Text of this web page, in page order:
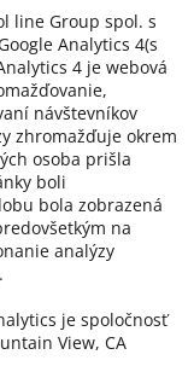
line Group spol. s
Analytics 4(s
4 je webová
návštevníkov
zhromažďuje okrem
osoba prišla
boli
bola zobrazená
na
analýzy
je spoločnosť
View, CA